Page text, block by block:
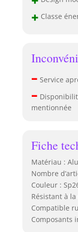
+ Classe
– Service
–
mentionnée
Fiche
Matériau :
Nombre
Couleur :
Résistant à
Compatible
Composants